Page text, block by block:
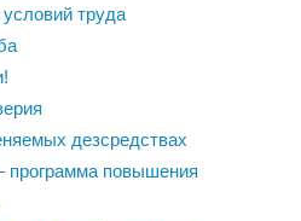
труда
дезсредствах
повышения